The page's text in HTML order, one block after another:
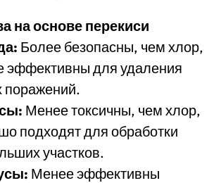
на основе перекиси
Более безопасны, чем хлор,
эффективны для удаления
поражений.
Менее токсичны, чем хлор,
подходят для обработки
участков.
Менее эффективны